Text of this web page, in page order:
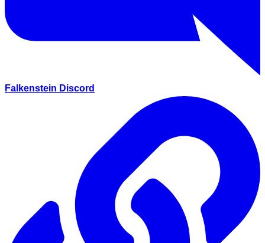
Falkenstein Discord